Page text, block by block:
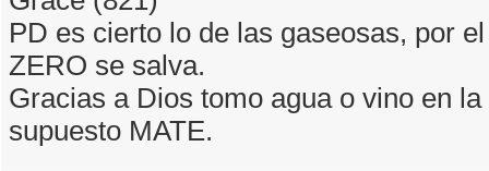
PD es cierto lo de las gaseosas, por
ZERO se salva.
Gracias a Dios tomo agua o vino en
supuesto MATE.